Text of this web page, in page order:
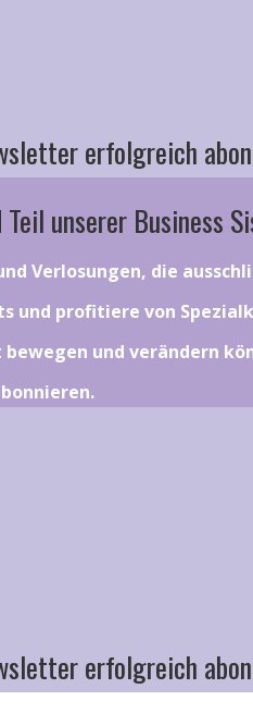
erfolgreich
unserer Business
Verlosungen, die
und profitiere von
und verändern
erfolgreich